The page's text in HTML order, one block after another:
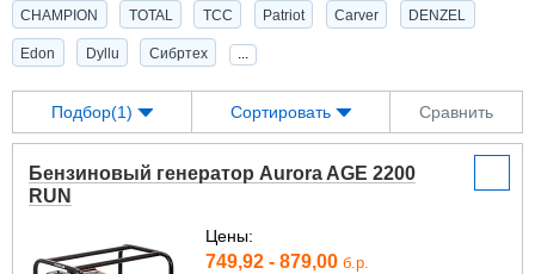
CHAMPION TOTAL ТСС Patriot Carver DENZEL
Edon Dyllu Сибртех ...
Подбор(1) Сортировать Сравнить
Бензиновый генератор Aurora AGE 2200
RUN
Цены:
749,92 - 879,00 б.р.